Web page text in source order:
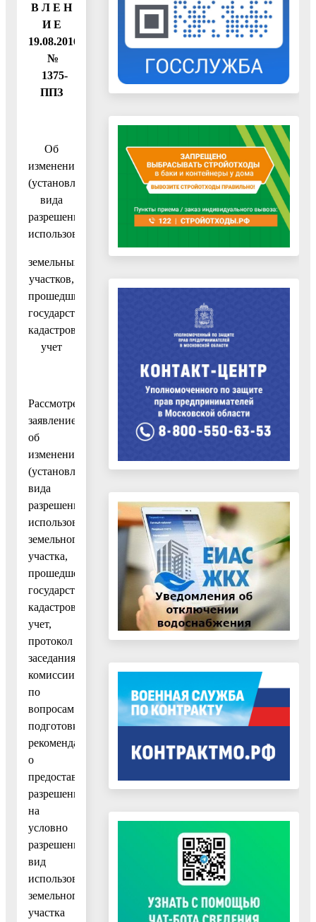
В Л Е Н
И Е
19.08.2016
№
1375-
ППЗ
Об
изменении
(установлении)
вида
разрешенного
использования
земельных
участков,
прошедших
государственный
кадастровый
учет
Рассмотрев
заявление
об
изменении
(установлении)
вида
разрешенного
использования
земельного
участка,
прошедшего
государственный
кадастровый
учет,
протокол
заседания
комиссии
по
вопросам
подготовки
рекомендаций
о
предоставлении
разрешения
на
условно
разрешенный
вид
использования
земельного
участка